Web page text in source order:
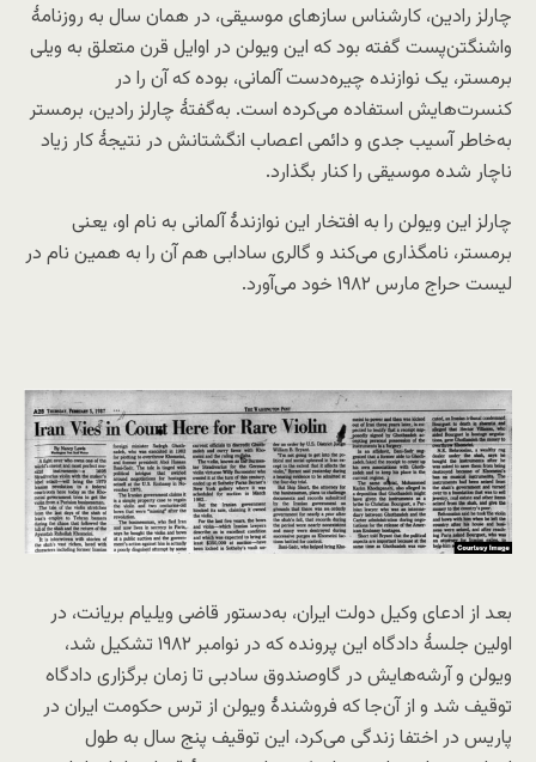
چارلز رادین، کارشناس سازهای موسیقی، در همان سال به روزنامهٔ
واشنگتن‌پست گفته بود که این ویولن در اوایل قرن متعلق به ویلی
برمستر، یک نوازنده چیره‌دست آلمانی، بوده که آن را در
کنسرت‌هایش استفاده می‌کرده است. به‌گفتهٔ چارلز رادین، برمستر
به‌خاطر آسیب جدی و دائمی اعصاب انگشتانش در نتیجهٔ کار زیاد
ناچار شده موسیقی را کنار بگذارد.
چارلز این ویولن را به افتخار این نوازندهٔ آلمانی به نام او، یعنی
برمستر، نامگذاری می‌کند و گالری سادابی هم آن را به همین نام در
لیست حراج مارس ۱۹۸۲ خود می‌آورد.
بعد از ادعای وکیل دولت ایران، به‌دستور قاضی ویلیام بریانت، در
اولین جلسهٔ دادگاه این پرونده که در نوامبر ۱۹۸۲ تشکیل شد،
ویولن و آرشه‌هایش در گاوصندوق سادبی تا زمان برگزاری دادگاه
توقیف شد و از آن‌جا که فروشندهٔ ویولن از ترس حکومت ایران در
پاریس در اختفا زندگی می‌کرد، این توقیف پنج سال به طول